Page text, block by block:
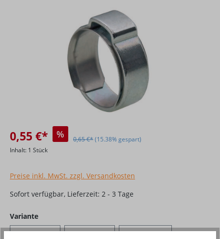
0,55 €* % 0,65 €*(15.38% gespart)
Inhalt: 1 Stück
Preise inkl. MwSt. zzgl. Versandkosten
Sofort verfügbar, Lieferzeit: 2 - 3 Tage
Varianteauswählen
7,5 - 8,5 mm
8,2 - 9,5 mm 10 - 11,5 mm